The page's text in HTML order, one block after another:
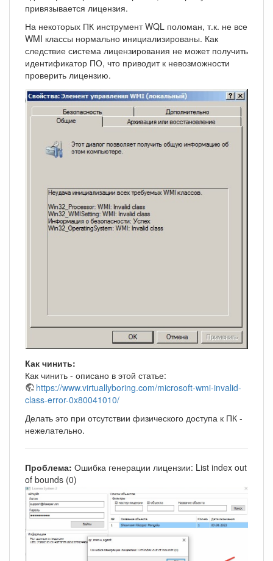
привязывается лицензия.
На некоторых ПК инструмент WQL поломан, т.к. не все
WMI классы нормально инициализированы. Как
следствие система лицензирования не может получить
идентификатор ПО, что приводит к невозможности
проверить лицензию.
Как чинить:
Как чинить - описано в этой статье:
https://www.virtuallyboring.com/microsoft-wmi-invalid-
class-error-0x80041010/
Делать это при отсутствии физического доступа к ПК -
нежелательно.
Проблема: Ошибка генерации лицензии: List index out
of bounds (0)